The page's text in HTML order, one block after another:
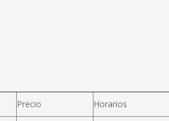
Precio Horarios